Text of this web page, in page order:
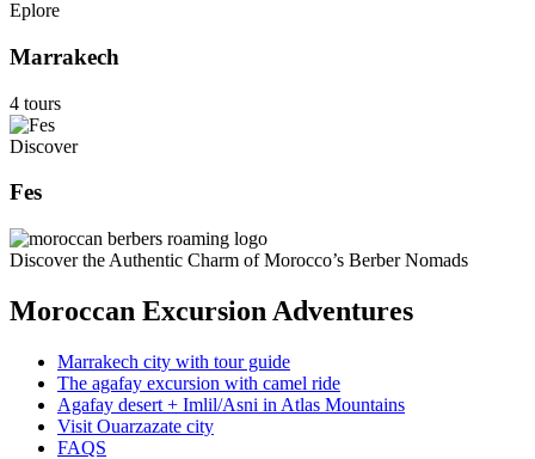
Eplore
Marrakech
4 tours
Discover
Fes
Discover the Authentic Charm of Morocco’s Berber Nomads
Moroccan Excursion Adventures
Marrakech city with tour guide
The agafay excursion with camel ride
Agafay desert + Imlil/Asni in Atlas Mountains
Visit Ouarzazate city
FAQS